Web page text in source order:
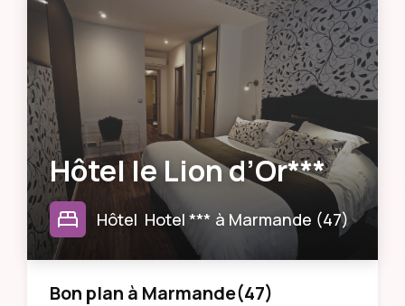
Hôtel le Lion d’Or***
Hôtel Hotel *** à Marmande (47)
Bon plan à Marmande(47)